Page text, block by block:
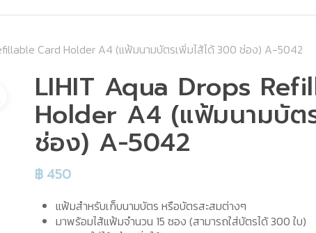
Card Holder A4 (แฟ้มนามบัตรเพิ่มไส้ได้ 300 ช่อง) A-5042
LIHIT Aqua Drops
Holder A4 (แฟ้มนามบัต
ช่อง) A-5042
฿450
แฟ้มสำหรับเก็บนามบัตร หรือบัตรสะสมต่างๆ
มาพร้อมไส้แฟ้มจำนวน 15 ซอง (สามารถใส่บัตรได้ 300 ใบ)